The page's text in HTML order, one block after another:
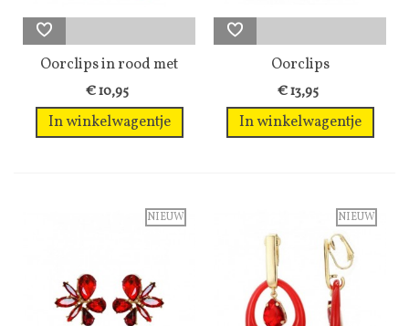
Oorclips in rood met
zwart met...
€ 10,95
In winkelwagentje
Oorclips
zilverkleurige...
€ 13,95
In winkelwagentje
NIEUW NIEUW